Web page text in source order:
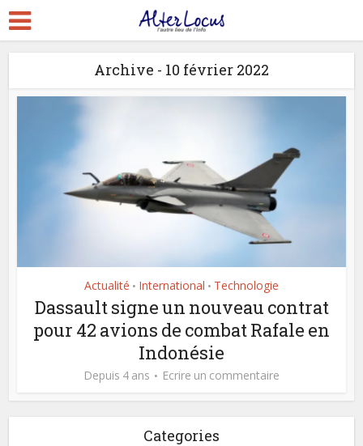
Archive - 10 février 2022
Actualité • International • Technologie
Dassault signe un nouveau contrat
pour 42 avions de combat Rafale en
Indonésie
Depuis 4 ans Ecrire un commentaire
Categories